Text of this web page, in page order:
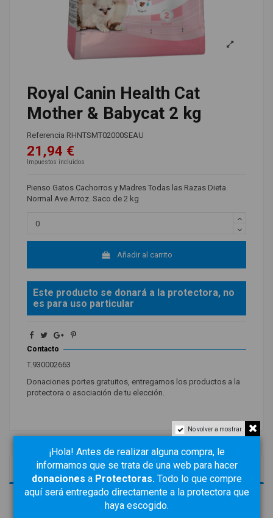
Royal Canin Health Cat
Mother & Babycat 2 kg
Referencia RHNTSMT02000SEAU
21,94 €
Impuestos incluidos
Pienso Gatos Cachorros y Madres Todas las Razas Dieta
Normal Ave Arroz. Saco de 2 kg
Añadir al carrito
Este producto se donará a la protectora, no
es para uso particular
Contacto
T.930002663
Donaciones portes gratuitos, entregamos los productos a la
protectora o asociación de tu elección.
Descripción
No volver a mostrar
¡Hola! Antes de realizar alguna compra, le
informamos que se trata de una web para hacer
donaciones a Protectoras. Todo lo que compre
aquí será entregado directamente a la protectora que
haya escogido.